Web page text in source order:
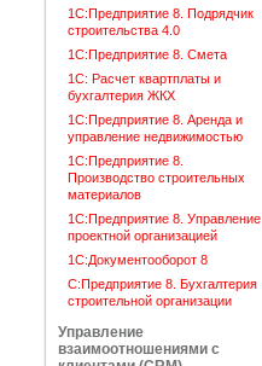
1С:Предприятие 8. Подрядчик
строительства 4.0
1С:Предприятие 8. Смета
1С: Расчет квартплаты и
бухгалтерия ЖКХ
1С:Предприятие 8. Аренда и
управление недвижимостью
1С:Предприятие 8.
Производство строительных
материалов
1С:Предприятие 8. Управление
проектной организацией
1С:Документооборот 8
С:Предприятие 8. Бухгалтерия
строительной организации
Управление
взаимоотношениями с